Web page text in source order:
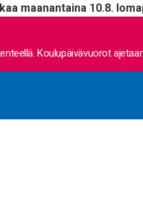
maanantaina 10.8.
Koulupäivävuorot